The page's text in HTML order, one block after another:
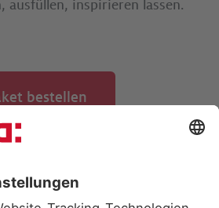
ausfüllen, inspirieren lassen.­
bestellen